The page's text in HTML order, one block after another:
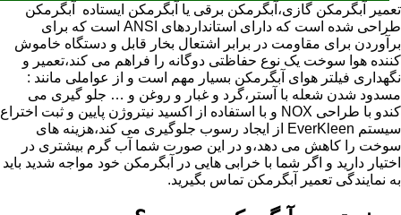
تعمیر آبگرمکن گازی،آبگرمکن برقی یا آبگرمکن ایستاده ​ آبگرمکن
طراحی شده است که دارای استانداردهای ANSI است که برای
برآوردن برای مقاومت در برابر اشتعال بخار قابل و دستگاه خاموش
کننده هوا سوخت یک نوع حفاظتی دوگانه را فراهم می کند،تعمیر و
نگهداری فیلتر هوای آبگرمکن بسیار مهم است و از عواملی مانند :
مسدود شدن شعله با آستر،گرد و غبار و روغن و … جلو گیری می
کندو با طراحی NOX و با استفاده از اکسید نیتروژن پایین و ثبت اختراع
سیستم EverKleen از ایجاد رسوب جلوگیری می کند،هزینه های
سوخت را کاهش می دهد،و در این صورت شما آب گرم بیشتری در
اختیار دارید و اگر شما با خرابی هایی در آبگرمکن خود مواجه شدید باید
به نمایندگی تعمیر آبگرمکن تماس بگیرید.